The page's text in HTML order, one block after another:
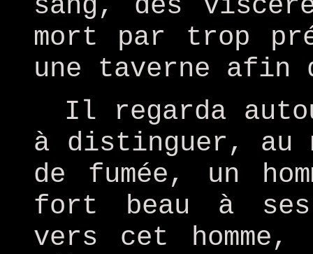
mort par trop
une taverne afin
Il regarda
à distinguer, au
de fumée, un
fort beau à
vers cet homme,